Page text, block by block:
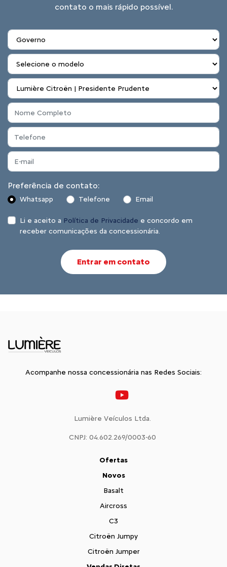
contato o mais rápido possível.
Preferência de contato:
Whatsapp Telefone Email
Li e aceito a Política de Privacidade e concordo em
receber comunicações da concessionária.
Entrar em contato
Acompanhe nossa concessionária nas Redes Sociais:
Lumière Veículos Ltda.
CNPJ: 04.602.269/0003-60
Ofertas
Novos
Basalt
Aircross
C3
Citroën Jumpy
Citroën Jumper